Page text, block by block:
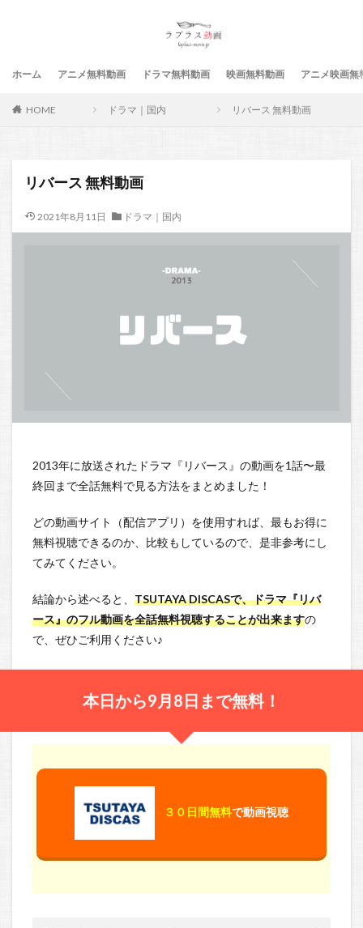
ホーム アニメ無料動画 ドラマ無料動画 映画無料動画 アニメ映画無
HOME ドラマ｜国内 リバース 無料動画
リバース 無料動画
2021年8月11日 ドラマ｜国内
2013年に放送されたドラマ『リバース』の動画を1話〜最
終回まで全話無料で見る方法をまとめました！
どの動画サイト（配信アプリ）を使用すれば、最もお得に
無料視聴できるのか、比較もしているので、是非参考にし
てみてください。
結論から述べると、 TSUTAYA DISCASで、ドラマ『リバ
ース』のフル動画を全話無料視聴することが出来ますの
で、ぜひご利用ください♪
本日から9月8日まで無料！
３０日間無料で動画視聴